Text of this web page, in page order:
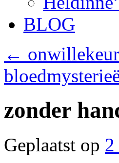
BLOG
←
zonder
Geplaatst op 2